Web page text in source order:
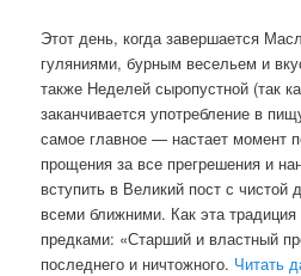
Этот день, когда завершается
гуляниями, бурным весельем и
также Неделей сыропустной (так
заканчивается употребление в
самое главное — настает момент
прощения за все прегрешения и
вступить в Великий пост с
всеми ближними. Как эта
предками: «Старший и властный
последнего и ничтожного. Читать